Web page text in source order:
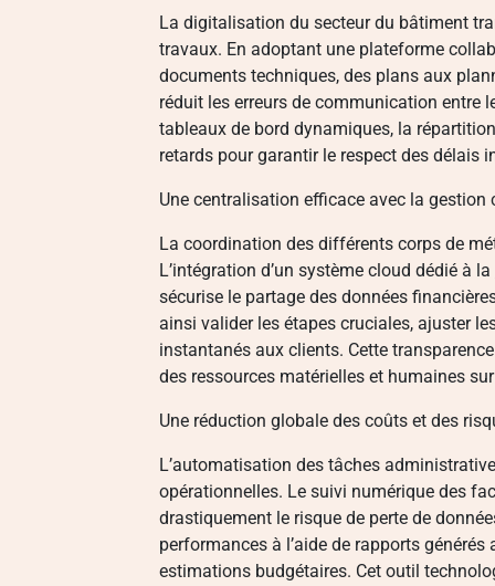
La digitalisation du secteur du bâtiment
travaux. En adoptant une plateforme
documents techniques, des plans aux
réduit les erreurs de communication entre
tableaux de bord dynamiques, la
retards pour garantir le respect des délais
Une centralisation efficace avec la
La coordination des différents corps de
L’intégration d’un système cloud dédié à la
sécurise le partage des données
ainsi valider les étapes cruciales, ajuster
instantanés aux clients. Cette
des ressources matérielles et humaines
Une réduction globale des coûts et des
L’automatisation des tâches
opérationnelles. Le suivi numérique des
drastiquement le risque de perte de
performances à l’aide de rapports
estimations budgétaires. Cet outil